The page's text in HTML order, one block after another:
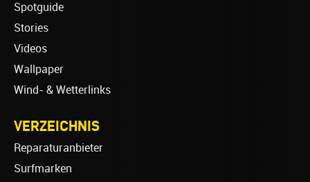
Spotguide
Stories
Videos
Wallpaper
Wind- & Wetterlinks
VERZEICHNIS
Reparaturanbieter
Surfmarken